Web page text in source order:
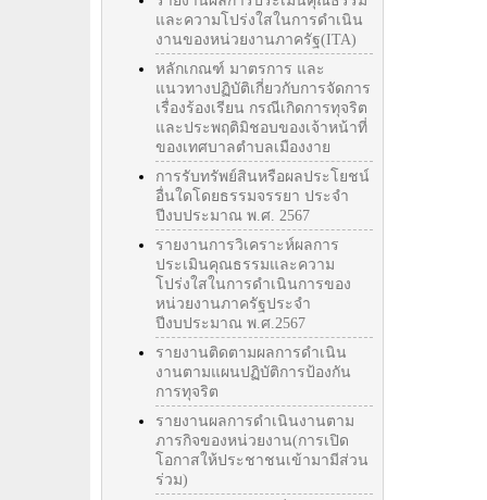
และความโปร่งใสในการดำเนิน
งานของหน่วยงานภาครัฐ(ITA)
หลักเกณฑ์ มาตรการ และ
แนวทางปฏิบัติเกี่ยวกับการจัดการ
เรื่องร้องเรียน กรณีเกิดการทุจริต
และประพฤติมิชอบของเจ้าหน้าที่
ของเทศบาลตำบลเมืองงาย
การรับทรัพย์สินหรือผลประโยชน์
อื่นใดโดยธรรมจรรยา ประจำ
ปีงบประมาณ พ.ศ. 2567
รายงานการวิเคราะห์ผลการ
ประเมินคุณธรรมและความ
โปร่งใสในการดำเนินการของ
หน่วยงานภาครัฐประจำ
ปีงบประมาณ พ.ศ.2567
รายงานติดตามผลการดำเนิน
งานตามแผนปฏิบัติการป้องกัน
การทุจริต
รายงานผลการดำเนินงานตาม
ภารกิจของหน่วยงาน(การเปิด
โอกาสให้ประชาชนเข้ามามีส่วน
ร่วม)